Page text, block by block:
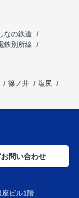
なの鉄道
鉄別所線
篠ノ井
塩尻
お問い合わせ
座ビル1階